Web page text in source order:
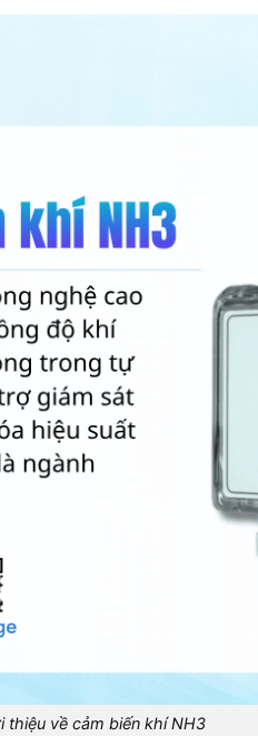
thiệu về cảm biến khí NH3